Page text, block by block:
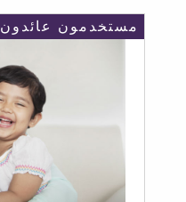
مستخدمون عائدون